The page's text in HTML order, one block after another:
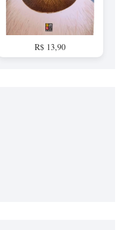
R$ 13,90